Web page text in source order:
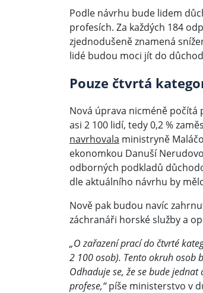
Podle návrhu bude lidem
profesích. Za každých 184
zjednodušeně znamená
lidé budou moci jít do
Pouze čtvrtá
Nová úprava nicméně počítá
asi 2 100 lidí, tedy 0,2 %
navrhovala ministryně
ekonomkou Danuší
odborných podkladů
dle aktuálního návrhu by
Nově pak budou navíc
záchranáři horské služby a
„O zařazení prací do čtvrté
2 100 osob). Tento okruh osob
Odhaduje se, že se bude
profese,“píše ministerstvo v